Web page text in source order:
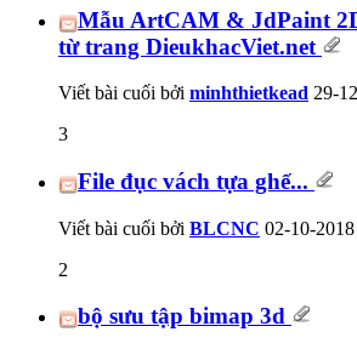
Mẫu ArtCAM & JdPaint
từ trang DieukhacViet.net
Viết bài cuối bởi minhthietkead 29-
3
File đục vách tựa ghế...
Viết bài cuối bởi BLCNC 02-10-2018
2
bộ sưu tập bimap 3d